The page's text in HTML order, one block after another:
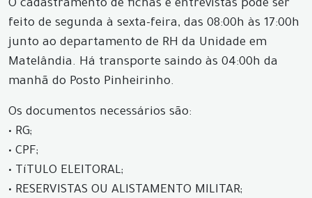
O cadastramento de fichas e entrevistas pode ser
feito de segunda à sexta-feira, das 08:00h às 17:00h
junto ao departamento de RH da Unidade em
Matelândia. Há transporte saindo às 04:00h da
manhã do Posto Pinheirinho.
Os documentos necessários são:
• RG;
• CPF;
• TíTULO ELEITORAL;
• RESERVISTAS OU ALISTAMENTO MILITAR;